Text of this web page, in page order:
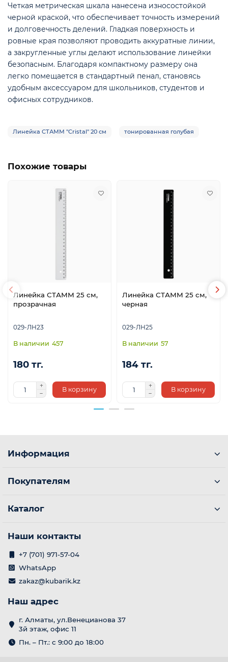
Четкая метрическая шкала нанесена износостойкой
черной краской, что обеспечивает точность измерений
и долговечность делений. Гладкая поверхность и
ровные края позволяют проводить аккуратные линии,
а закругленные углы делают использование линейки
безопасным. Благодаря компактному размеру она
легко помещается в стандартный пенал, становясь
удобным аксессуаром для школьников, студентов и
офисных сотрудников.
Линейка СТАММ "Cristal" 20 см тонированная голубая
Похожие товары
Линейка СТАММ 25 см,
прозрачная
029-ЛН23
457
180 тг.
В корзину
Линейка СТАММ 25 см,
черная
029-ЛН25
57
184 тг.
В корзину
Информация
Покупателям
Каталог
Наши контакты
+7 (701) 971-57-04
WhatsApp
zakaz@kubarik.kz
Наш адрес
г. Алматы, ул.Венецианова 37
3й этаж, офис 11
Пн. – Пт.: с 9:00 до 18:00